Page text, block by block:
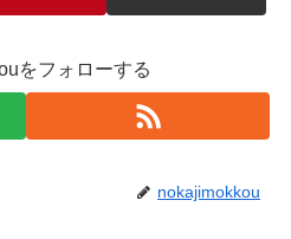
をフォローする
nokajimokkou